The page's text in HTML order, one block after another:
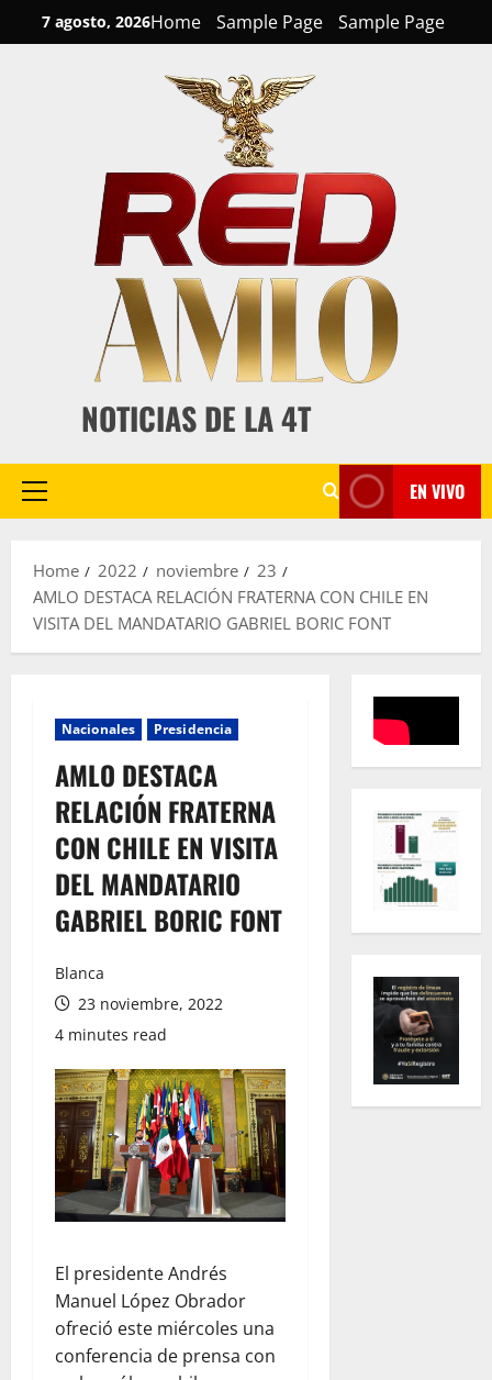
to
7 agosto, 2026Home Sample Page Sample Page
NOTICIAS DE LA 4T
Primary
EN VIVO
Home 2022 noviembre
23
AMLO DESTACA RELACIÓN FRATERNA CON CHILE EN
VISITA DEL MANDATARIO GABRIEL BORIC FONT
Nacionales Presidencia
AMLO DESTACA
RELACIÓN FRATERNA
CON CHILE EN VISITA
DEL MANDATARIO
GABRIEL BORIC FONT
Blanca
23 noviembre, 2022
4 minutes read
El presidente Andrés
Manuel López Obrador
ofreció este miércoles una
conferencia de prensa con